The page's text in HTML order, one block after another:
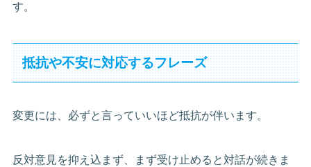
す。
抵抗や不安に対応するフレーズ
変更には、必ずと言っていいほど抵抗が伴います。
反対意見を抑え込まず、まず受け止めると対話が続きま